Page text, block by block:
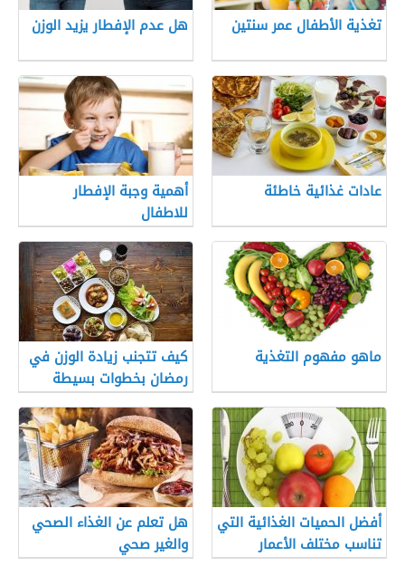
تغذية الأطفال عمر سنتين هل عدم الإفطار يزيد الوزن
عادات غذائية خاطئة
أهمية وجبة الإفطار
للاطفال
ماهو مفهوم التغذية
كيف تتجنب زيادة الوزن في
رمضان بخطوات بسيطة
أفضل الحميات الغذائية التي
تناسب مختلف الأعمار
هل تعلم عن الغذاء الصحي
والغير صحي